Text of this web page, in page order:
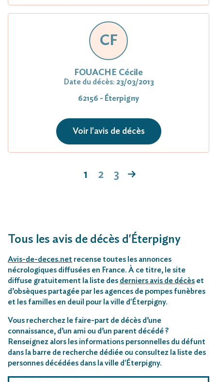
CF
FOUACHE Cécile
Date du décès: 23/03/2013
62156 - Éterpigny
Voir l'avis de décès
1 2 3
Tous les avis de décès d'Éterpigny
Avis-de-deces.net recense toutes les annonces
nécrologiques diffusées en France. À ce titre, le site
diffuse gratuitement la liste des derniers avis de décès et
d’obsèques partagée par les agences de pompes funèbres
et les familles en deuil pour la ville d'Éterpigny.
Vous recherchez le faire-part de décès d’une
connaissance, d’un ami ou d’un parent décédé ?
Renseignez alors les informations personnelles du défunt
dans la barre de recherche dédiée ou consultez la liste des
personnes décédées dans la ville d'Éterpigny.